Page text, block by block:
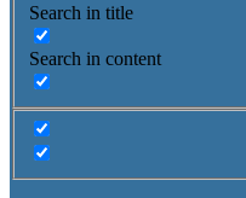
Search in title
Search in content